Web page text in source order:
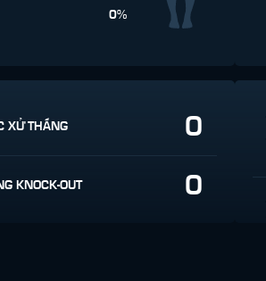
0%
XỬ THẮNG 0
KNOCK-OUT 0